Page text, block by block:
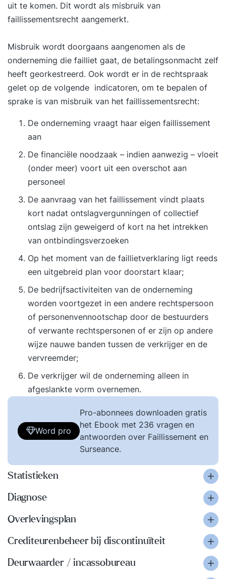
uit te komen. Dit wordt als misbruik van
faillissementsrecht aangemerkt.
Misbruik wordt doorgaans aangenomen als de
onderneming die failliet gaat, de betalingsonmacht zelf
heeft georkestreerd. Ook wordt er in de rechtspraak
gelet op de volgende indicatoren, om te bepalen of
sprake is van misbruik van het faillissementsrecht:
De onderneming vraagt haar eigen faillissement
aan
De financiële noodzaak – indien aanwezig – vloeit
(onder meer) voort uit een overschot aan
personeel
De aanvraag van het faillissement vindt plaats
kort nadat ontslagvergunningen of collectief
ontslag zijn geweigerd of kort na het intrekken
van ontbindingsverzoeken
Op het moment van de faillietverklaring ligt reeds
een uitgebreid plan voor doorstart klaar;
De bedrijfsactiviteiten van de onderneming
worden voortgezet in een andere rechtspersoon
of personenvennootschap door de bestuurders
of verwante rechtspersonen of er zijn op andere
wijze nauwe banden tussen de verkrijger en de
vervreemder;
De verkrijger wil de onderneming alleen in
afgeslankte vorm overnemen.
Word pro
Pro-abonnees downloaden gratis
het Ebook met 236 vragen en
antwoorden over Faillissement en
Surseance.
Statistieken
Diagnose
Overlevingsplan
Crediteurenbeheer bij discontinuïteit
Deurwaarder / incassobureau